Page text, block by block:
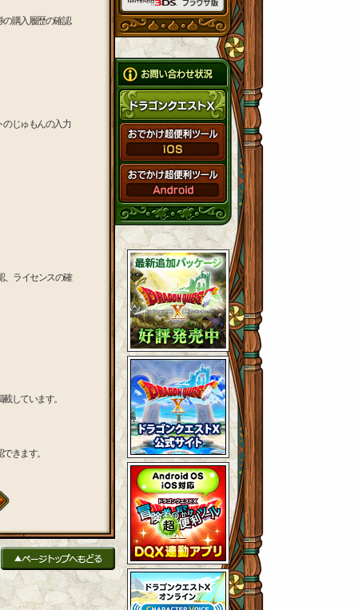
の購入履歴の確認
のじゅもんの入力
、ライセンスの確
しています。
きます。